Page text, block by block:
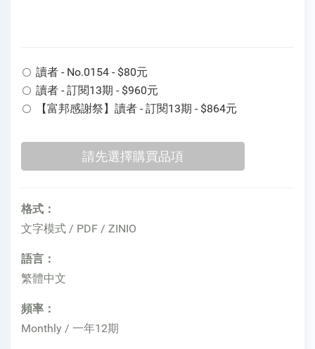
讀者 - No.0154 - $80元
讀者 - 訂閱13期 - $960元
【富邦感謝祭】讀者 - 訂閱13期 - $864元
格式：
文字模式 / PDF / ZINIO
語言：
繁體中文
頻率：
Monthly / 一年12期